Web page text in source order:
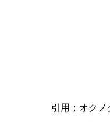
引用；オク